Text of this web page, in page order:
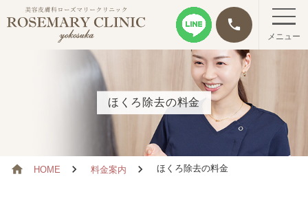
phone
メニュー
ほくろ除去の料金
HOME 料金案内 ほくろ除去の料金